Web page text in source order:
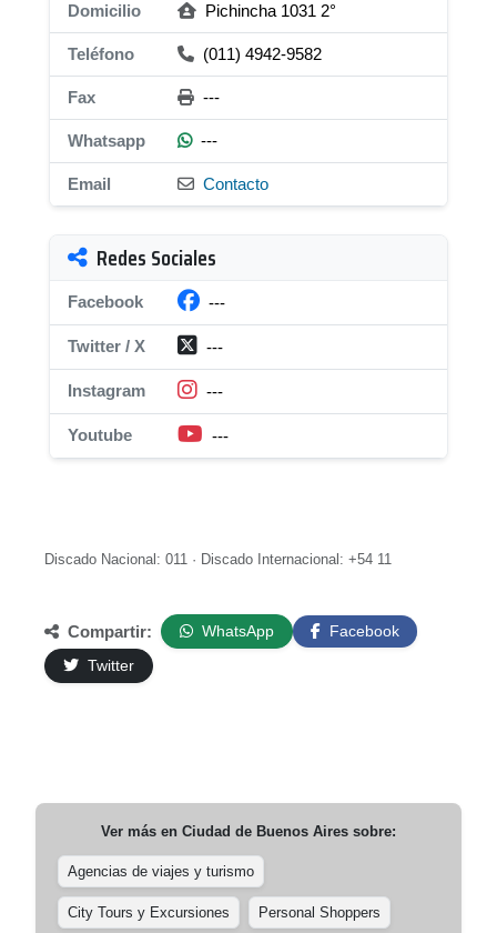
Domicilio Pichincha 1031 2°
Teléfono (011) 4942-9582
Fax ---
Whatsapp ---
Email Contacto
Redes Sociales
Facebook ---
Twitter / X ---
Instagram ---
Youtube ---
Discado Nacional: 011 · Discado Internacional: +54 11
Compartir: WhatsApp
Facebook
Twitter
Ver más en Ciudad de Buenos Aires sobre:
Agencias de viajes y turismo
City Tours y Excursiones Personal Shoppers